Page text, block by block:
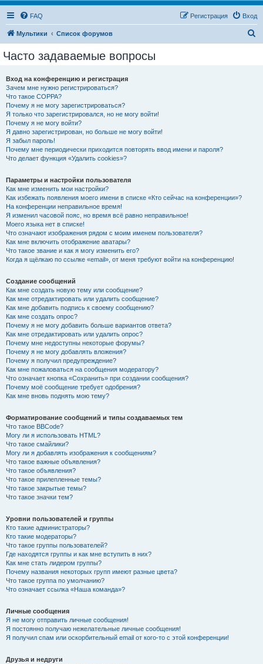
FAQ Вход
Регистрация
Мультики Список форумов
Часто задаваемые вопросы
Вход на конференцию и регистрация
Зачем мне нужно регистрироваться?
Что такое COPPA?
Почему я не могу зарегистрироваться?
Я только что зарегистрировался, но не могу войти!
Почему я не могу войти?
Я давно зарегистрирован, но больше не могу войти!
Я забыл пароль!
Почему мне периодически приходится повторять ввод имени и пароля?
Что делает функция «Удалить cookies»?
Параметры и настройки пользователя
Как мне изменить мои настройки?
Как избежать появления моего имени в списке «Кто сейчас на конференции»?
На конференции неправильное время!
Я изменил часовой пояс, но время всё равно неправильное!
Моего языка нет в списке!
Что означают изображения рядом с моим именем пользователя?
Как мне включить отображение аватары?
Что такое звание и как я могу изменить его?
Когда я щёлкаю по ссылке «email», от меня требуют войти на конференцию!
Создание сообщений
Как мне создать новую тему или сообщение?
Как мне отредактировать или удалить сообщение?
Как мне добавить подпись к своему сообщению?
Как мне создать опрос?
Почему я не могу добавить больше вариантов ответа?
Как мне отредактировать или удалить опрос?
Почему мне недоступны некоторые форумы?
Почему я не могу добавлять вложения?
Почему я получил предупреждение?
Как мне пожаловаться на сообщения модератору?
Что означает кнопка «Сохранить» при создании сообщения?
Почему моё сообщение требует одобрения?
Как мне вновь поднять мою тему?
Форматирование сообщений и типы создаваемых тем
Что такое BBCode?
Могу ли я использовать HTML?
Что такое смайлики?
Могу ли я добавлять изображения к сообщениям?
Что такое важные объявления?
Что такое объявления?
Что такое прилепленные темы?
Что такое закрытые темы?
Что такое значки тем?
Уровни пользователей и группы
Кто такие администраторы?
Кто такие модераторы?
Что такое группы пользователей?
Где находятся группы и как мне вступить в них?
Как мне стать лидером группы?
Почему названия некоторых групп имеют разные цвета?
Что такое группа по умолчанию?
Что означает ссылка «Наша команда»?
Личные сообщения
Я не могу отправить личные сообщения!
Я постоянно получаю нежелательные личные сообщения!
Я получил спам или оскорбительный email от кого-то с этой конференции!
Друзья и недруги